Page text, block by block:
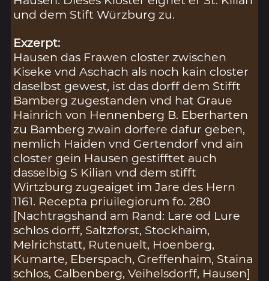
und dem Stift Würzburg zu.
Exzerpt:
Hausen das Frawen closter zwischen
Kiseke vnd Aschach als noch kain closter
daselbst gewest, ist das dorff dem Stifft
Bamberg zugestanden vnd hat Graue
Hainrich von Hennenberg B. Eberharten
zu Bamberg zwain dorfere dafur geben,
nemlich Haiden vnd Gertendorf vnd ain
closter gein Hausen gestifftet auch
dasselbig S Kilian vnd dem stifft
Wirtzburg zugeaiget im Jare des Hern
1161. Recepta priuilegiorum fo. 280
[Nachtragshand am Rand: Lare od Lure
schlos dorff, Saltzforst, Stockhaim,
Melrichstatt, Rutenuelt, Hoenberg,
Kumarte, Eberspach, Greffenhaim, Staina
schlos, Calbenberg, Veihelsdorff, Hausen]